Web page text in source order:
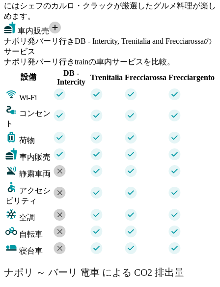
にはシェフのカルロ・クラックが厳選したグルメ料理が楽し
めます。
車内販売
ナポリ発バーリ行きDB - Intercity, Trenitalia and Frecciarossaの
サービス
ナポリ発バーリ行きtrainの車内サービスを比較。
設備
DB -
Intercity
Trenitalia Frecciarossa Frecciargento
Wi-Fi
コンセン
ト
荷物
車内販売
静粛車両
アクセシ
ビリティ
空調
自転車
寝台車
ナポリ ～ バーリ 電車 による CO2 排出量